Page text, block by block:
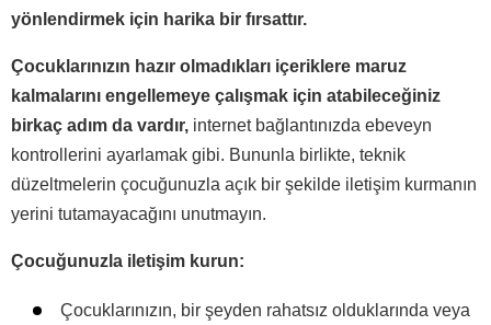
yönlendirmek için harika bir fırsattır.
Çocuklarınızın hazır olmadıkları içeriklere maruz
kalmalarını engellemeye çalışmak için atabileceğiniz
birkaç adım da vardır, internet bağlantınızda ebeveyn
kontrollerini ayarlamak gibi. Bununla birlikte, teknik
düzeltmelerin çocuğunuzla açık bir şekilde iletişim kurmanın
yerini tutamayacağını unutmayın.
Çocuğunuzla iletişim kurun:
Çocuklarınızın, bir şeyden rahatsız olduklarında veya